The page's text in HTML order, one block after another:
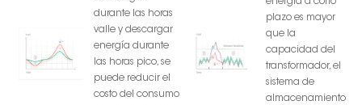
durante las horas
valle y descargar
energía durante
las horas pico, se
puede reducir el
costo del consumo
plazo es mayor
que la
capacidad del
transformador, el
sistema de
almacenamiento